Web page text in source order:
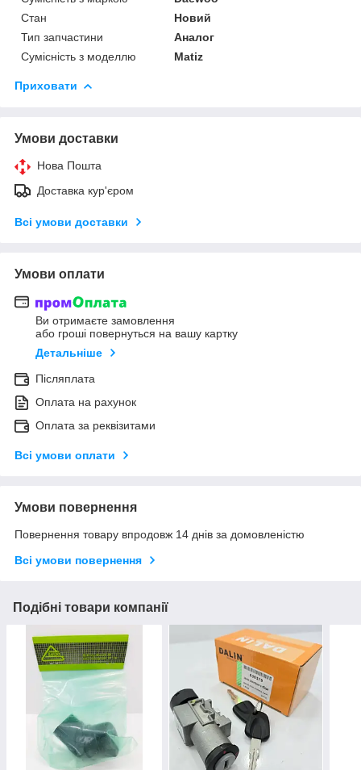
Стан
Новий
Тип запчастини
Аналог
Сумісність з моделлю
Matiz
Приховати
Умови доставки
Нова Пошта
Доставка кур'єром
Всі умови доставки
Умови оплати
Ви отримаєте замовлення
або гроші повернуться на вашу картку
Детальніше
Післяплата
Оплата на рахунок
Оплата за реквізитами
Всі умови оплати
Умови повернення
Повернення товару впродовж 14 днів за домовленістю
Всі умови повернення
Подібні товари компанії